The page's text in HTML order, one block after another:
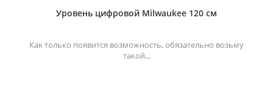
Уровень цифровой Milwaukee 120 см
Как только появится возможность, обязательно возьму
такой...